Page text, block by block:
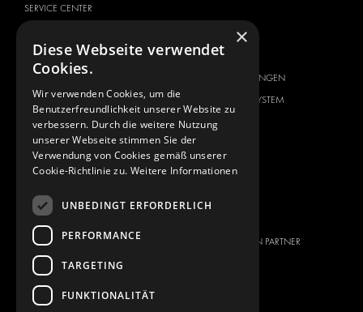
SERVICE CENTER
CITROËN
FIAT
FORD
HYUNDAI
IVECO
MAN
MAXUS
MERCEDES
NISSAN
PEUGEOT
ÜBER UNS
KOMPLETTLÖSUNGEN
ÜBER MODUL-SYSTEM
DOWNLOADS
NEUIGKEITEN
KONTAKT
WERDEN SIE EIN PARTNER
×
Diese Webseite verwendet
Cookies.
Wir verwenden Cookies, um die
Benutzerfreundlichkeit unserer Website zu
verbessern. Durch die weitere Nutzung
unserer Webseite stimmen Sie der
Verwendung von Cookies gemäß unserer
Cookie-Richtlinie zu. Weitere Informationen
UNBEDINGT ERFORDERLICH
PERFORMANCE
TARGETING
FUNKTIONALITÄT